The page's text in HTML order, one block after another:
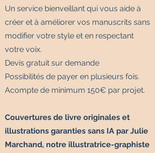
Un service bienveillant qui vous aide à
créer et à améliorer vos manuscrits sans
modifier votre style et en respectant
votre voix.
Devis gratuit sur demande
Possibilités de payer en plusieurs fois.
Acompte de minimum 150€ par projet.
Couvertures de livre originales et
illustrations garanties sans IA par Julie
Marchand, notre illustratrice-graphiste